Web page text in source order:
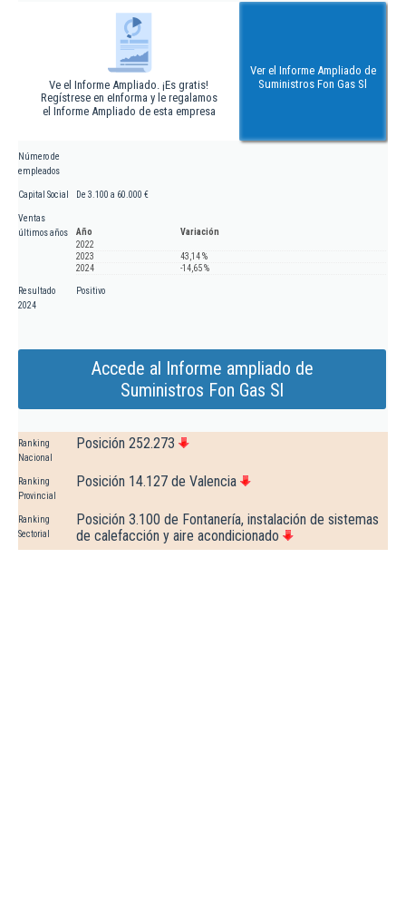
Ve el Informe Ampliado. ¡Es gratis!
Regístrese en eInforma y le regalamos
el Informe Ampliado de esta empresa
Ver el Informe Ampliado de
Suministros Fon Gas Sl
Número de
empleados
Capital Social De 3.100 a 60.000 €
Ventas
últimos años
Año
Variación
2022
2023
43,14 %
2024
-14,65 %
Resultado
2024
Positivo
Accede al Informe ampliado de
Suministros Fon Gas Sl
Ranking
Nacional
Posición 252.273
Ranking
Provincial
Posición 14.127 de Valencia
Ranking
Sectorial
Posición 3.100 de Fontanería, instalación de sistemas
de calefacción y aire acondicionado